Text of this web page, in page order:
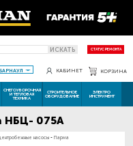
ИСКАТЬ СТАТУС РЕМОНТА
БАРНАУЛ КАБИНЕТ КОРЗИНА
СНЕГОУБОРОЧНАЯ
И ТЕПЛОВАЯ
ТЕХНИКА
СТРОИТЕЛЬНОЕ
ОБОРУДОВАНИЕ
ЭЛЕКТРО
ИНСТРУМЕНТ
НБЦ- 075А
насосы - Парма